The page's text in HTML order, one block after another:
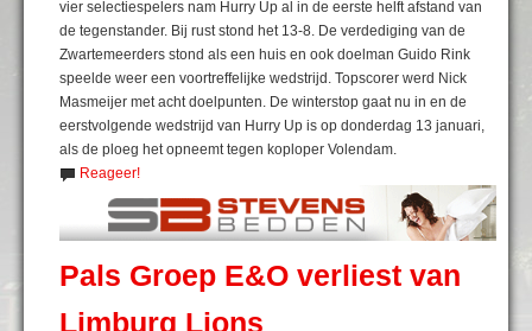
vier selectiespelers nam Hurry Up al in de eerste helft afstand van
de tegenstander. Bij rust stond het 13-8. De verdediging van de
Zwartemeerders stond als een huis en ook doelman Guido Rink
speelde weer een voortreffelijke wedstrijd. Topscorer werd Nick
Masmeijer met acht doelpunten. De winterstop gaat nu in en de
eerstvolgende wedstrijd van Hurry Up is op donderdag 13 januari,
als de ploeg het opneemt tegen koploper Volendam.
Reageer!
Pals Groep E&O verliest van
Limburg Lions